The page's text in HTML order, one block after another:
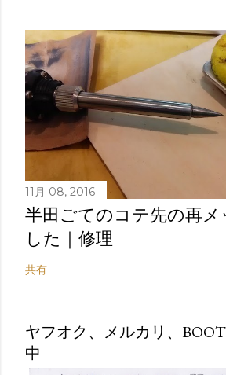
11月 08, 2016
半田ごてのコテ先の再メ
した｜修理
共有
ヤフオク、メルカリ、
中